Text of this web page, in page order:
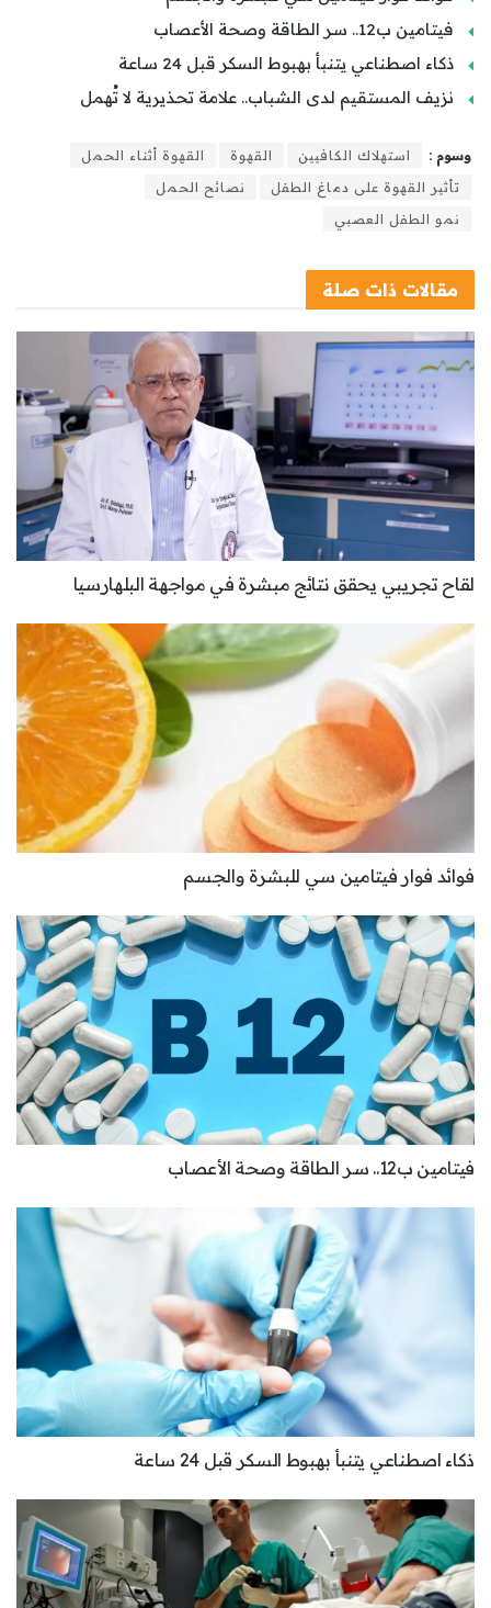
فيتامين ب12.. سر الطاقة وصحة الأعصاب
ذكاء اصطناعي يتنبأ بهبوط السكر قبل 24 ساعة
نزيف المستقيم لدى الشباب.. علامة تحذيرية لا تُهمل
وسوم : استهلاك الكافيين القهوة
القهوة أثناء الحمل
تأثير القهوة على دماغ الطفل
نصائح الحمل
نمو الطفل العصبي
مقالات ذات صلة
لقاح تجريبي يحقق نتائج مبشرة في مواجهة البلهارسيا
فوائد فوار فيتامين سي للبشرة والجسم
فيتامين ب12.. سر الطاقة وصحة الأعصاب
ذكاء اصطناعي يتنبأ بهبوط السكر قبل 24 ساعة